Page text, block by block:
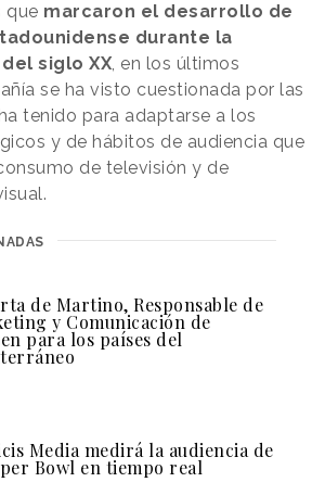
que marcaron el desarrollo de
durante la
siglo XX, en los últimos
se ha visto cuestionada por las
tenido para adaptarse a los
y de hábitos de audiencia que
de televisión y de
de Martino, Responsable de
y Comunicación de
para los países del
Media medirá la audiencia de
Bowl en tiempo real